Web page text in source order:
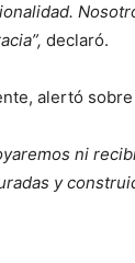
declaró.
alertó
ni
y